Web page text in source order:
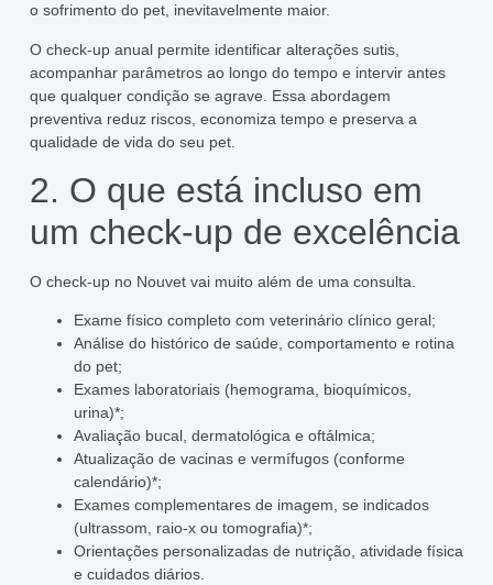
o sofrimento do pet, inevitavelmente maior.
O check-up anual permite identificar alterações sutis,
acompanhar parâmetros ao longo do tempo e intervir antes
que qualquer condição se agrave. Essa abordagem
preventiva reduz riscos, economiza tempo e preserva a
qualidade de vida do seu pet.
2. O que está incluso em
um check-up de excelência
O check-up no Nouvet vai muito além de uma consulta.
Exame físico completo com veterinário clínico geral;
Análise do histórico de saúde, comportamento e rotina
do pet;
Exames laboratoriais (hemograma, bioquímicos,
urina)*;
Avaliação bucal, dermatológica e oftálmica;
Atualização de vacinas e vermífugos (conforme
calendário)*;
Exames complementares de imagem, se indicados
(ultrassom, raio-x ou tomografia)*;
Orientações personalizadas de nutrição, atividade física
e cuidados diários.